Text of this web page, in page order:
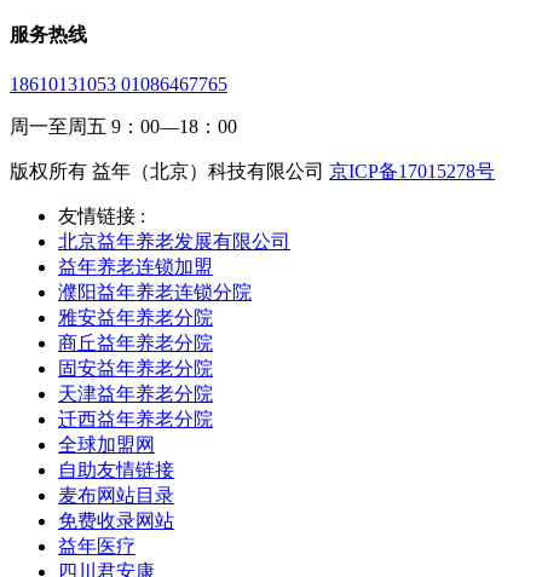
服务热线
18610131053 01086467765
周一至周五 9：00—18：00
版权所有 益年（北京）科技有限公司 京ICP备17015278号
友情链接 :
北京益年养老发展有限公司
益年养老连锁加盟
濮阳益年养老连锁分院
雅安益年养老分院
商丘益年养老分院
固安益年养老分院
天津益年养老分院
迁西益年养老分院
全球加盟网
自助友情链接
麦布网站目录
免费收录网站
益年医疗
四川君安康